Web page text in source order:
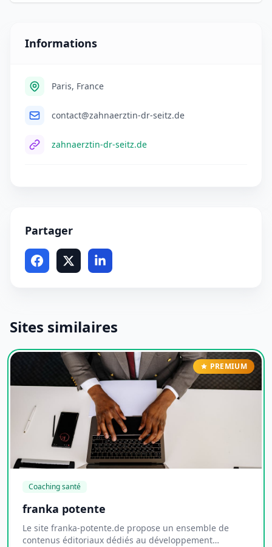
Informations
Paris, France
contact@zahnaerztin-dr-seitz.de
zahnaerztin-dr-seitz.de
Partager
Sites similaires
PREMIUM
Coaching santé
franka potente
Le site franka-potente.de propose un ensemble de
contenus éditoriaux dédiés au développement